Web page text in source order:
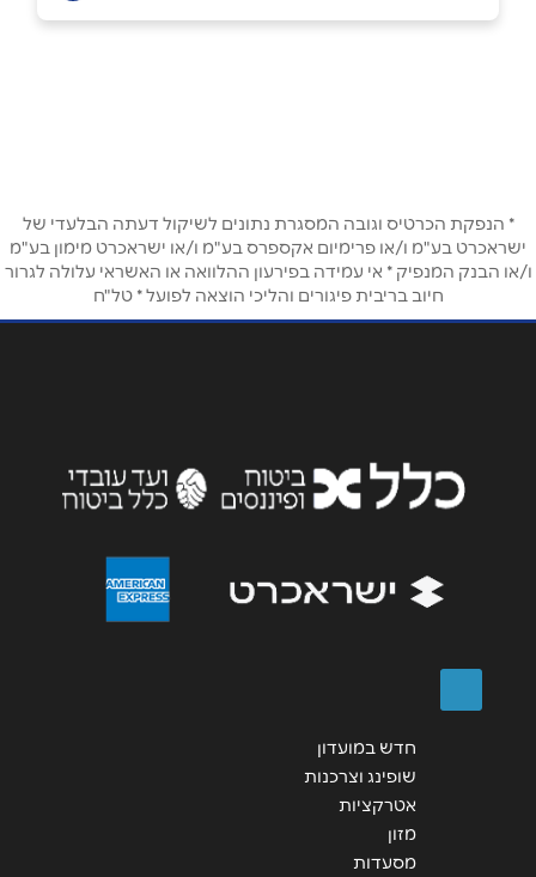
שם מלא*
טלפון*
אנא חזרו אלי בקשר ל...
* הנפקת הכרטיס וגובה המסגרת נתונים לשיקול דעתה הבלעדי של
ישראכרט בע"מ ו/או פרימיום אקספרס בע"מ ו/או ישראכרט מימון בע"מ
ו/או הבנק המנפיק * אי עמידה בפירעון ההלוואה או האשראי עלולה לגרור
חיוב בריבית פיגורים והליכי הוצאה לפועל * טל"ח
חדש במועדון
שופינג וצרכנות
אטרקציות
מזון
מסעדות